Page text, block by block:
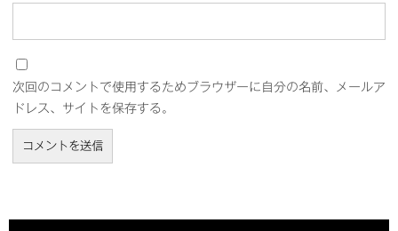
次回のコメントで使用するためブラウザーに自分の名前、メールア
ドレス、サイトを保存する。